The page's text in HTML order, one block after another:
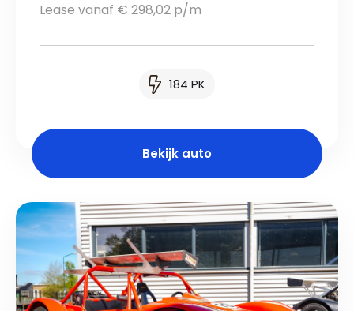
Lease vanaf € 298,02 p/m
184 PK
Bekijk auto